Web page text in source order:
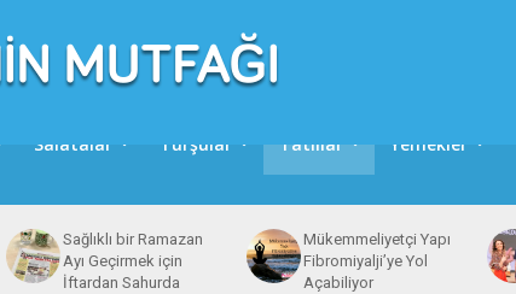
Salatalar Turşular Tatlılar Yemekler
Sağlıklı bir Ramazan
Ayı Geçirmek için
İftardan Sahurda
Mükemmeliyetçi Yapı
Fibromiyalji’ye Yol
Açabiliyor